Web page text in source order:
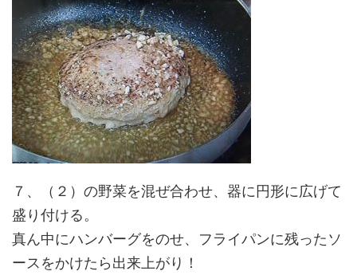
７、（２）の野菜を混ぜ合わせ、器に円形に広げて
盛り付ける。
真ん中にハンバーグをのせ、フライパンに残ったソ
ースをかけたら出来上がり！